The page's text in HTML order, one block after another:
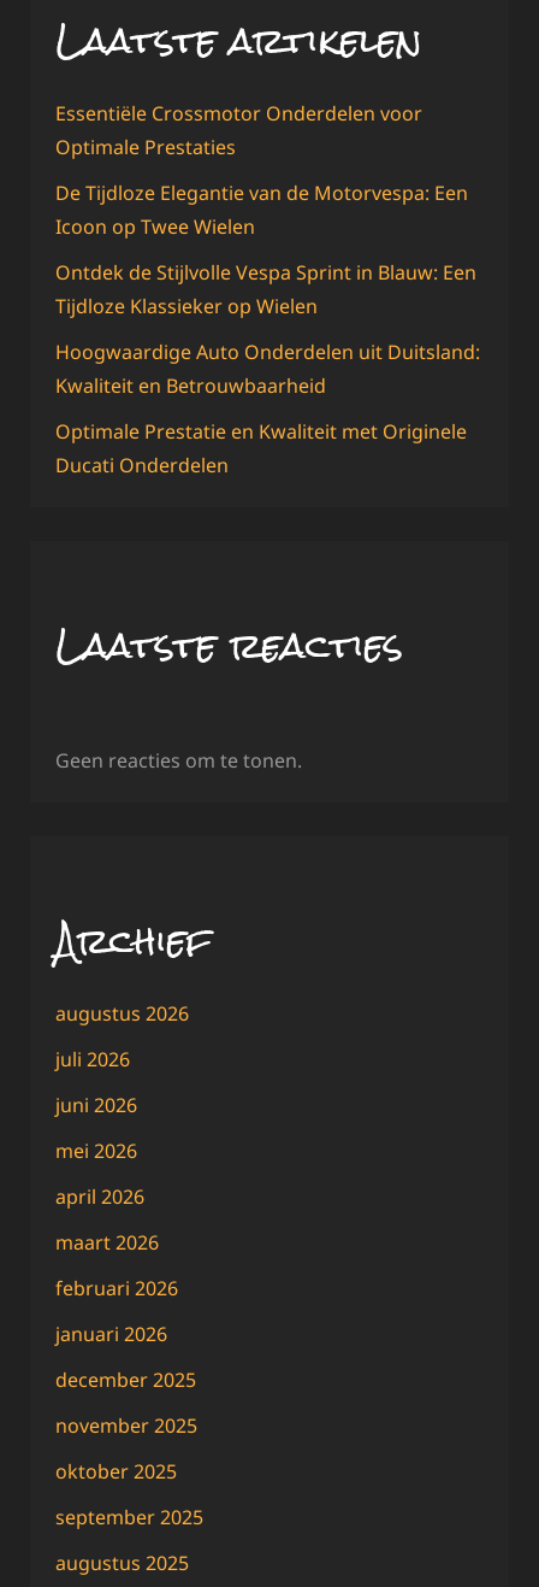
Laatste artikelen
Essentiële Crossmotor Onderdelen voor
Optimale Prestaties
De Tijdloze Elegantie van de Motorvespa: Een
Icoon op Twee Wielen
Ontdek de Stijlvolle Vespa Sprint in Blauw: Een
Tijdloze Klassieker op Wielen
Hoogwaardige Auto Onderdelen uit Duitsland:
Kwaliteit en Betrouwbaarheid
Optimale Prestatie en Kwaliteit met Originele
Ducati Onderdelen
Laatste reacties
Geen reacties om te tonen.
Archief
augustus 2026
juli 2026
juni 2026
mei 2026
april 2026
maart 2026
februari 2026
januari 2026
december 2025
november 2025
oktober 2025
september 2025
augustus 2025